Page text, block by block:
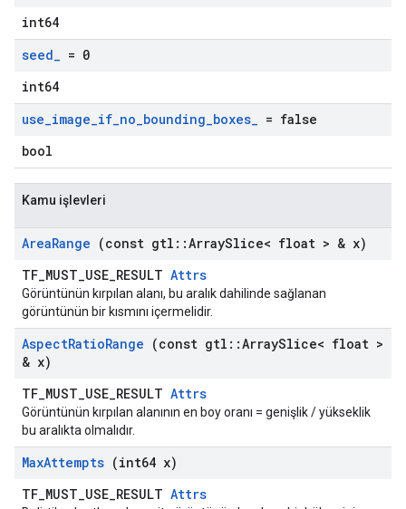
int64
seed_ = 0
int64
use_image_if_no_bounding_boxes_ = false
bool
Kamu işlevleri
AreaRange (const gtl ::ArraySlice< float > & x)
TF_MUST_USE_RESULT Attrs
Görüntünün kırpılan alanı, bu aralık dahilinde sağlanan
görüntünün bir kısmını içermelidir.
AspectRatioRange (const gtl ::ArraySlice< float >
& x)
TF_MUST_USE_RESULT Attrs
Görüntünün kırpılan alanının en boy oranı = genişlik / yükseklik
bu aralıkta olmalıdır.
MaxAttempts (int64 x)
TF_MUST_USE_RESULT Attrs